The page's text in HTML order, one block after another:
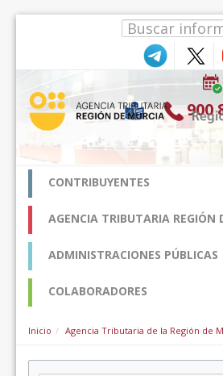
900
CONTRIBUYENTES
AGENCIA TRIBUTARIA REGIÓN
ADMINISTRACIONES PÚBLICAS
COLABORADORES
Inicio Agencia Tributaria de la Región de